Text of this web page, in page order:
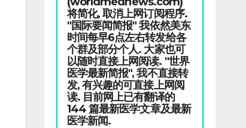
将简化, 取消上网订阅程序.
"国际要闻简报" 我依然美东
时间每早6点左右转发给各
个群及部分个人. 大家也可
以随时直接上网阅读. "世界
医学最新简报", 我不直接转
发, 有兴趣的可直接上网阅
读. 目前网上已有翻译的
144 篇最新医学文章及最新
医学新闻.